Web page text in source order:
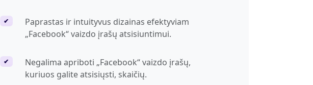
✔
Paprastas ir intuityvus dizainas efektyviam
„Facebook“ vaizdo įrašų atsisiuntimui.
✔
Negalima apriboti „Facebook“ vaizdo įrašų,
kuriuos galite atsisiųsti, skaičių.